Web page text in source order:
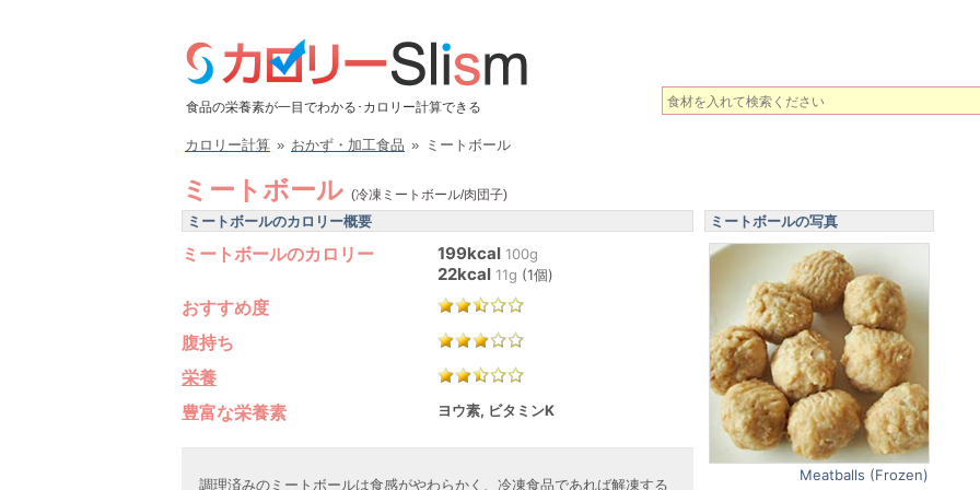
食品の栄養素が一目でわかる･カロリー計算できる
カロリー計算 » おかず・加工食品 » ミートボール
ミートボール (冷凍ミートボール/肉団子)
ミートボールのカロリー概要
ミートボールのカロリー 199kcal 100g
22kcal 11g (1個)
おすすめ度
腹持ち
栄養
豊富な栄養素
ヨウ素, ビタミンK
調理済みのミートボールは食感がやわらかく、冷凍食品であれば解凍する
ミートボールの写真
Meatballs (Frozen)